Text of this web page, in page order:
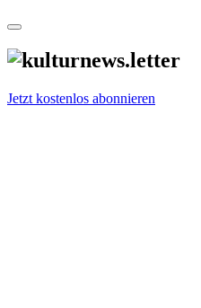
Jetzt kostenlos abonnieren